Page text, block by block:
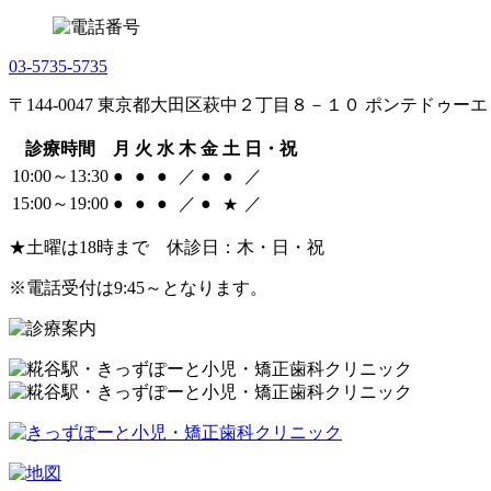
03-5735-5735
〒144-0047 東京都大田区萩中２丁目８－１０ ポンテドゥーエ
診療時間 月 火 水 木 金 土 日・祝
10:00～13:30 ● ● ● ／ ● ●
／
15:00～19:00 ● ● ● ／ ● ★ ／
★土曜は18時まで 休診日 ：木・日・祝
※電話受付は9:45～となります。